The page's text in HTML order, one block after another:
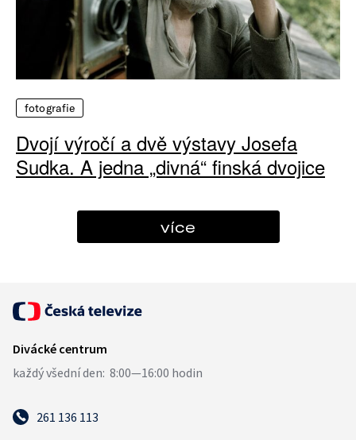
fotografie
Dvojí výročí a dvě výstavy Josefa
Sudka. A jedna „divná“ finská dvojice
více
261 136 113